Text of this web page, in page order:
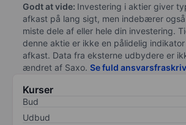
Godt at vide: Investering i aktier giver
afkast på lang sigt, men indebærer
miste dele af eller hele din investering.
denne aktie er ikke en pålidelig
afkast. Data fra eksterne udbydere er
ændret af Saxo. Se fuld
Kurser
Bud
Udbud